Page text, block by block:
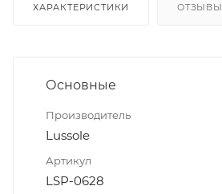
ХАРАКТЕРИСТИКИ ОТЗЫВЫ
Основные
Производитель
Lussole
Артикул
LSP-0628